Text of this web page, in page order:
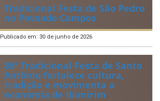
Tradicional Festa de São Pedro
no Povoado Campos
Publicado em: 30 de junho de 2026
88ª Tradicional Festa de Santo
Antônio fortalece cultura,
tradição e movimenta a
economia de Ibimirim